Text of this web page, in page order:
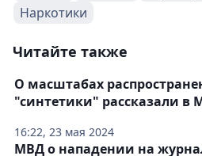
Наркотики
Читайте также
16:22, 23 мая 2024
О масштабах
"синтетики" рассказали в
МВД о нападении на